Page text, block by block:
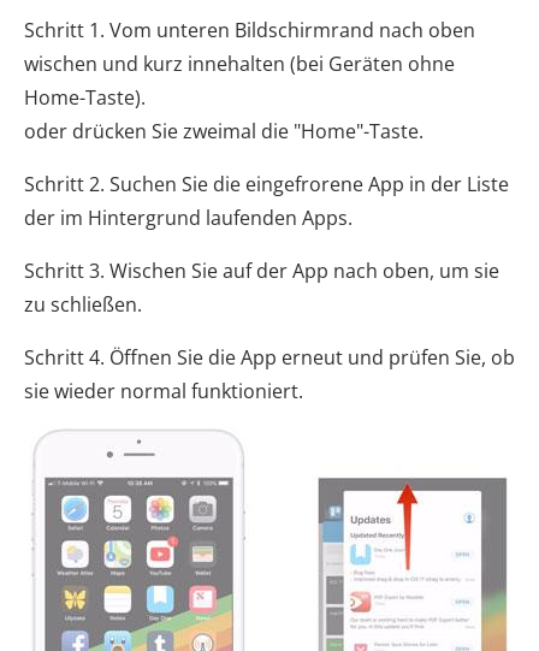
Schritt 1. Vom unteren Bildschirmrand nach oben
wischen und kurz innehalten (bei Geräten ohne
Home-Taste).
oder drücken Sie zweimal die "Home"-Taste.
Schritt 2. Suchen Sie die eingefrorene App in der Liste
der im Hintergrund laufenden Apps.
Schritt 3. Wischen Sie auf der App nach oben, um sie
zu schließen.
Schritt 4. Öffnen Sie die App erneut und prüfen Sie, ob
sie wieder normal funktioniert.